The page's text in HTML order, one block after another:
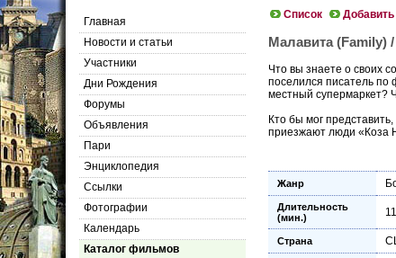
Главная
Новости и статьи
Участники
Дни Рождения
Форумы
Объявления
Пари
Энциклопедия
Cсылки
Фотографии
Календарь
Каталог фильмов
Список Добавить
Малавита (Family) /
Что вы знаете о своих
поселился писатель по
местный супермаркет?
Кто бы мог
приезжают люди «Коза
Жанр
Длительность
(мин.)
Страна